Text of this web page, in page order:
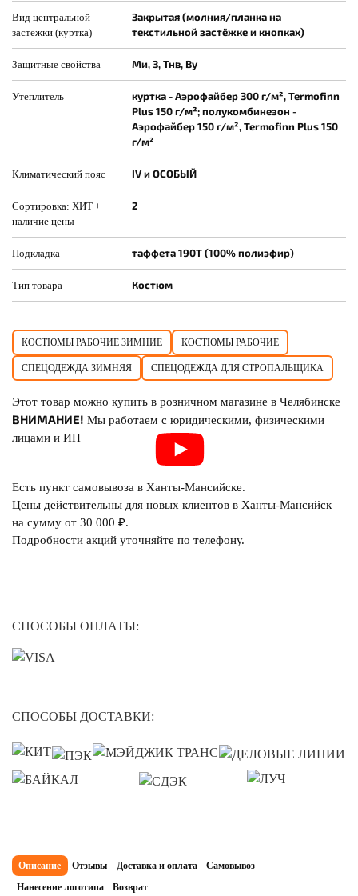
Вид центральной
застежки (куртка)
Закрытая (молния/планка на
текстильной застёжке и кнопках)
Защитные свойства Ми, З, Тнв, Ву
Утеплитель
куртка - Аэрофайбер 300 г/м², Termofinn
Plus 150 г/м²; полукомбинезон -
Аэрофайбер 150 г/м², Termofinn Plus 150
г/м²
Климатический пояс IV и ОСОБЫЙ
Сортировка: ХИТ +
наличие цены
2
Подкладка таффета 190Т (100% полиэфир)
Тип товара Костюм
КОСТЮМЫ РАБОЧИЕ ЗИМНИЕ КОСТЮМЫ РАБОЧИЕ
СПЕЦОДЕЖДА ЗИМНЯЯ СПЕЦОДЕЖДА ДЛЯ СТРОПАЛЬЩИКА
Этот товар можно купить в розничном магазине в Челябинске
ВНИМАНИЕ! Мы работаем с юридическими, физическими
лицами и ИП
Есть пункт самовывоза в Ханты-Мансийске.
Цены действительны для новых клиентов в Ханты-Мансийск
на сумму от 30 000 ₽.
Подробности акций уточняйте по телефону.
СПОСОБЫ ОПЛАТЫ:
СПОСОБЫ ДОСТАВКИ:
Описание Отзывы Доставка и оплата
Самовывоз
Нанесение логотипа
Возврат